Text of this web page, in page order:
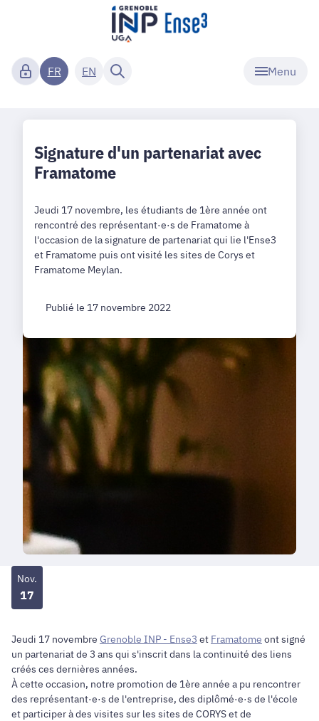
Menu
FR EN
Signature d'un partenariat avec
Framatome
Jeudi 17 novembre, les étudiants de 1ère année ont
rencontré des représentant·e·s de Framatome à
l'occasion de la signature de partenariat qui lie l'Ense3
et Framatome puis ont visité les sites de Corys et
Framatome Meylan.
Publié le 17 novembre 2022
Nov.
17
Jeudi 17 novembre Grenoble INP - Ense3 et Framatome ont signé
un partenariat de 3 ans qui s'inscrit dans la continuité des liens
créés ces dernières années.
À cette occasion, notre promotion de 1ère année a pu rencontrer
des représentant·e·s de l'entreprise, des diplômé·e·s de l'école
et participer à des visites sur les sites de CORYS et de